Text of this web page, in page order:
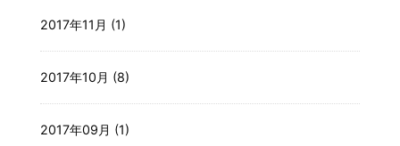
2017年11月 (1)
2017年10月 (8)
2017年09月 (1)